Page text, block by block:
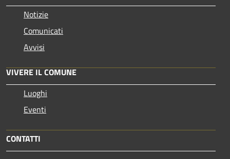
Notizie
Comunicati
Avvisi
VIVERE IL COMUNE
Luoghi
Eventi
CONTATTI